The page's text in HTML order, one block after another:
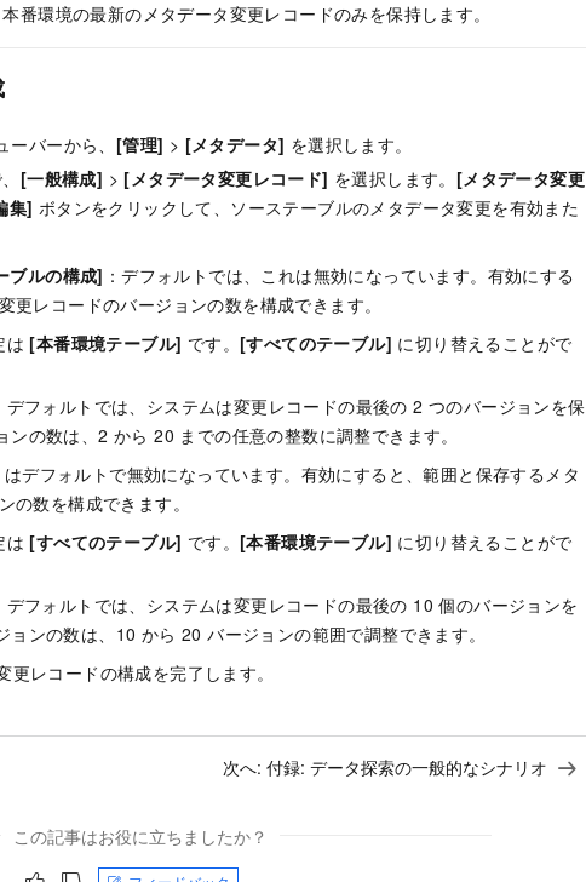
番環境の最新のメタデータ変更レコードのみを保持します。
バーから、 [管理] > [メタデータ] を選択します。
[一般構成] > [メタデータ変更レコード] を選択します。 [メタデータ変更
集] ボタンをクリックして、ソーステーブルのメタデータ変更を有効また
ブルの構成] ：デフォルトでは、これは無効になっています。有効にする
更レコードのバージョンの数を構成できます。
は [本番環境テーブル] です。 [すべてのテーブル] に切り替えることがで
デフォルトでは、システムは変更レコードの最後の 2 つのバージョンを保
ンの数は、2 から20 までの任意の整数に調整できます。
はデフォルトで無効になっています。有効にすると、範囲と保存するメタ
の数を構成できます。
は [すべてのテーブル] です。 [本番環境テーブル] に切り替えることがで
デフォルトでは、システムは変更レコードの最後の 10 個のバージョンを
ンの数は、 10 から 20 バージョンの範囲で調整できます。
レコードの構成を完了します。
次へ: 付録: データ探索の一般的なシナリオ
この記事はお役に立ちましたか？